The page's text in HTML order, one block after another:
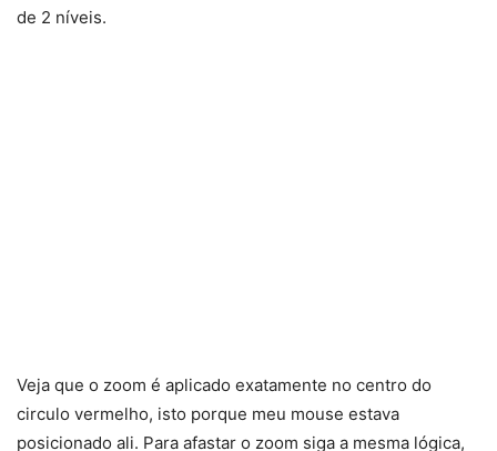
de 2 níveis.
Veja que o zoom é aplicado exatamente no centro do
circulo vermelho, isto porque meu mouse estava
posicionado ali. Para afastar o zoom siga a mesma lógica,